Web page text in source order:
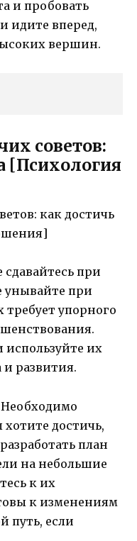
и пробовать
идите вперед,
вершин.
советов:
[Психология
при
унывайте при
упорного
используйте их
и развития.
Необходимо
достичь,
план
на небольшие
к их
к изменениям
путь, если